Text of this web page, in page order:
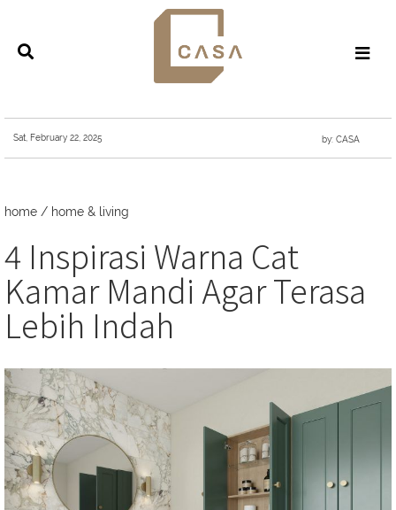
Sat, February 22, 2025 by: CASA
home / home & living
4 Inspirasi Warna Cat
Kamar Mandi Agar Terasa
Lebih Indah